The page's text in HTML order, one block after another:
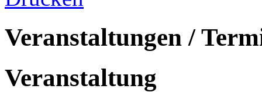
Veranstaltungen /
Veranstaltung